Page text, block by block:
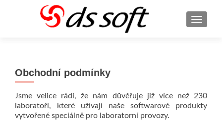
Obchodní podmínky
Jsme velice rádi, že nám důvěřuje již více než 230
laboratoří, které užívají naše softwarové produkty
vytvořené speciálně pro laboratorní provozy.